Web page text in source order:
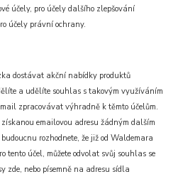
účely, pro účely dalšího zlepšování
účely právní ochrany.
dostávat akční nabídky produktů
a udělíte souhlas s takovým využíváním
zpracovávat výhradně k těmto účelům.
emailovou adresu žádným dalším
rozhodnete, že již od Waldemara
tento účel, můžete odvolat svůj souhlas se
zde, nebo písemně na adresu sídla